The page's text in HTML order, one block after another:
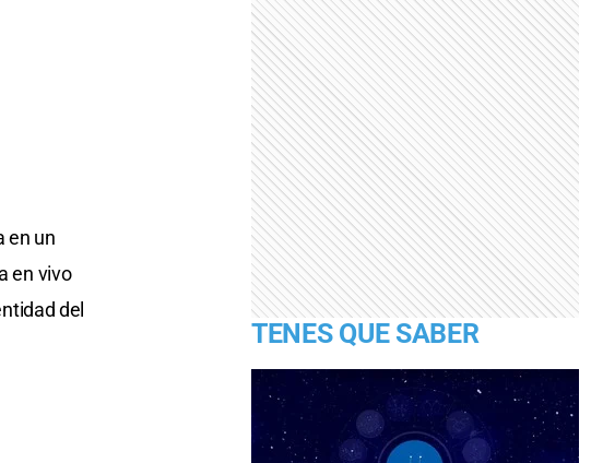
en un
en vivo
del
TENES QUE SABER